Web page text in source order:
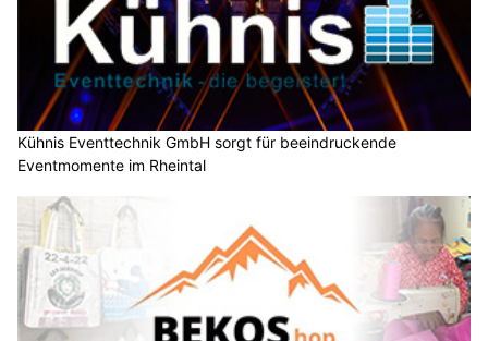
Kühnis Eventtechnik GmbH sorgt für beeindruckende
Eventmomente im Rheintal